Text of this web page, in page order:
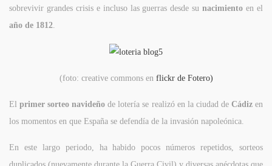
sobrevivir grandes crisis e incluso las guerras desde su nacimientoen el
año de 1812.
(foto: creative commons en flickr de Fotero)
Elprimer sorteo navideño de lotería se realizó en la ciudad de Cádizen
los momentos en que España se defendía de la invasión napoleónica.
En este largo periodo, ha habido pocos números repetidos, sorteos